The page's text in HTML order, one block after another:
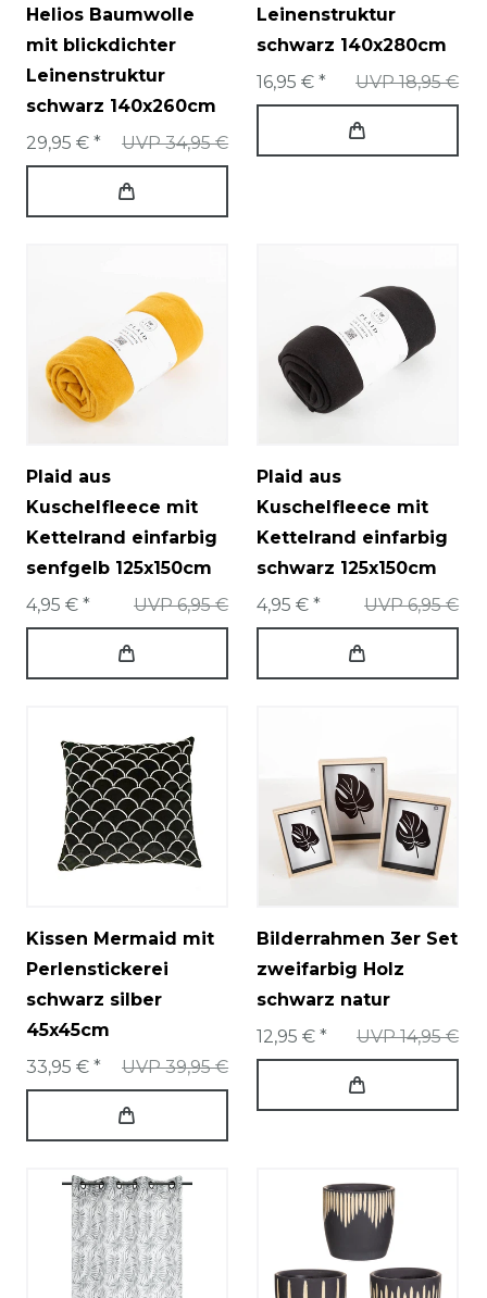
Helios Baumwolle
mit blickdichter
Leinenstruktur
schwarz 140x260cm
UVP 34,95 €
29,95 € *
Leinenstruktur
schwarz 140x280cm
UVP 18,95 €
16,95 € *
Plaid aus
Kuschelfleece mit
Kettelrand einfarbig
senfgelb 125x150cm
UVP 6,95 €
4,95 € *
Plaid aus
Kuschelfleece mit
Kettelrand einfarbig
schwarz 125x150cm
UVP 6,95 €
4,95 € *
Kissen Mermaid mit
Perlenstickerei
schwarz silber
45x45cm
UVP 39,95 €
33,95 € *
Bilderrahmen 3er Set
zweifarbig Holz
schwarz natur
UVP 14,95 €
12,95 € *